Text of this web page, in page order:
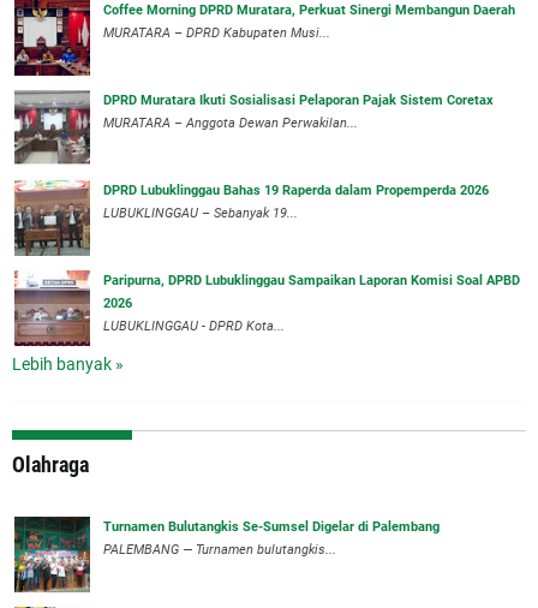
Coffee Morning DPRD Muratara, Perkuat Sinergi Membangun Daerah
MURATARA – DPRD Kabupaten Musi...
DPRD Muratara Ikuti Sosialisasi Pelaporan Pajak Sistem Coretax
MURATARA – Anggota Dewan Perwakilan...
DPRD Lubuklinggau Bahas 19 Raperda dalam Propemperda 2026
LUBUKLINGGAU – Sebanyak 19...
Paripurna, DPRD Lubuklinggau Sampaikan Laporan Komisi Soal APBD
2026
LUBUKLINGGAU - DPRD Kota...
Lebih banyak »
Olahraga
Turnamen Bulutangkis Se-Sumsel Digelar di Palembang
PALEMBANG — Turnamen bulutangkis...